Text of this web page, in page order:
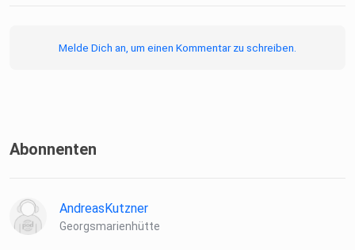
Melde Dich an, um einen Kommentar zu schreiben.
Abonnenten
AndreasKutzner
Georgsmarienhütte